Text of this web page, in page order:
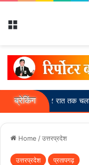
Menu
ब्रेकिंग
में देर रात तक चला भंडारा!
Home /उत्तरप्रदेश
उत्तरप्रदेश प्रतापगढ़